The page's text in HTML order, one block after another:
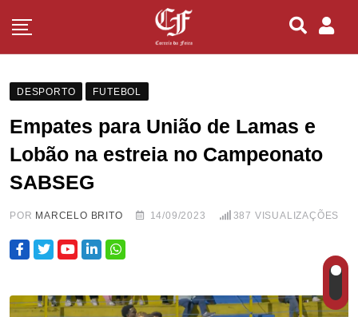
DESPORTO FUTEBOL
Empates para União de Lamas e
Lobão na estreia no Campeonato
SABSEG
POR MARCELO BRITO 14/09/2023 387 VISUALIZAÇÕES